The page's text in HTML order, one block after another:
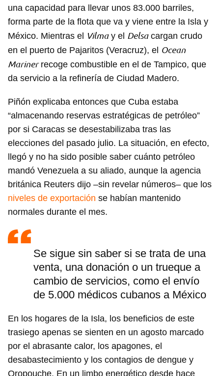
una capacidad para llevar unos 83.000 barriles,
forma parte de la flota que va y viene entre la Isla y
México. Mientras el Vilmay el Delsacargan crudo
en el puerto de Pajaritos (Veracruz), el Ocean
Marinerrecoge combustible en el de Tampico, que
da servicio a la refinería de Ciudad Madero.
Piñón explicaba entonces que Cuba estaba
“almacenando reservas estratégicas de petróleo”
por si Caracas se desestabilizaba tras las
elecciones del pasado julio. La situación, en efecto,
llegó y no ha sido posible saber cuánto petróleo
mandó Venezuela a su aliado, aunque la agencia
británica Reuters dijo –sin revelar números– que los
niveles de exportación se habían mantenido
normales durante el mes.
Se sigue sin saber si se trata de una
venta, una donación o un trueque a
cambio de servicios, como el envío
de 5.000 médicos cubanos a México
En los hogares de la Isla, los beneficios de este
trasiego apenas se sienten en un agosto marcado
por el abrasante calor, los apagones, el
desabastecimiento y los contagios de dengue y
Oropouche. En un limbo energético desde hace